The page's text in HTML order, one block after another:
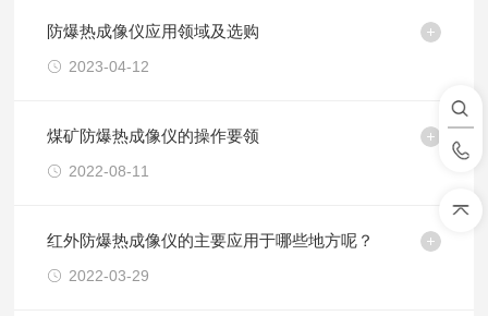
防爆热成像仪应用领域及选购
2023-04-12
煤矿防爆热成像仪的操作要领
2022-08-11
红外防爆热成像仪的主要应用于哪些地方呢？
2022-03-29